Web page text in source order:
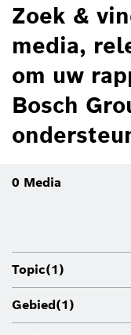
Zoek &
media,
om uw
Bosch
0 Media
Topic(1)
Gebied(1)